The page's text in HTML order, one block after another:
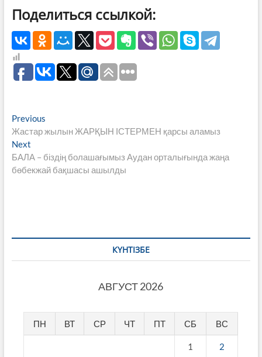
Поделиться ссылкой:
Навигация
по
записям
PreviousPrevious
post:
Жастар жылын ЖАРҚЫН ІСТЕРМЕН қарсы аламыз
NextNext
post:
БАЛА – біздің болашағымыз Аудан орталығында жаңа
бөбекжай бақшасы ашылды
КҮНТІЗБЕ
АВГУСТ 2026
ПН ВТ СР ЧТ ПТ СБ ВС
1 2